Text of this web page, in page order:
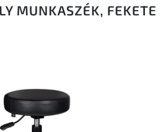
MUNKASZÉK, FEKETE